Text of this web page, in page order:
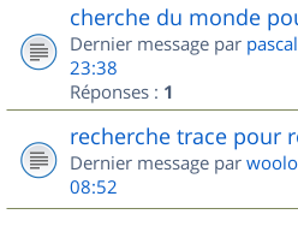
cherche du monde
Dernier message par
23:38
Réponses : 1
recherche trace pour
Dernier message par
08:52